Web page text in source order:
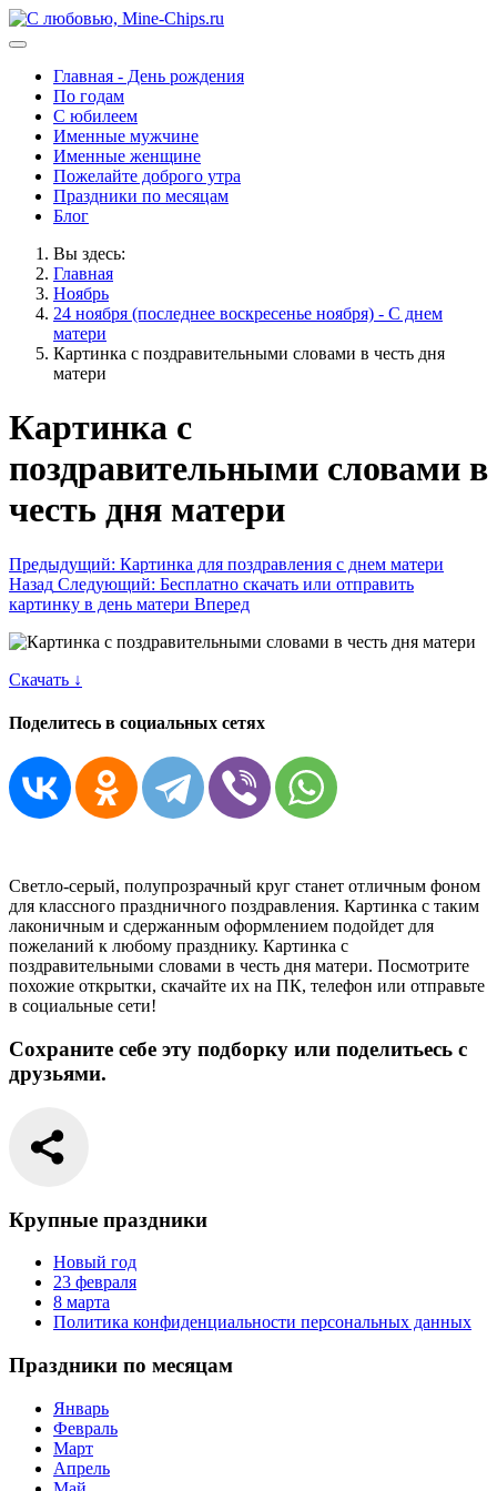
Главная - День рождения
По годам
С юбилеем
Именные мужчине
Именные женщине
Пожелайте доброго утра
Праздники по месяцам
Блог
Вы здесь:
Главная
Ноябрь
24 ноября (последнее воскресенье ноября) - С днем
матери
Картинка с поздравительными словами в честь дня
матери
Картинка с
поздравительными словами в
честь дня матери
Предыдущий: Картинка для поздравления с днем матери
Назад Следующий: Бесплатно скачать или отправить
картинку в день матери Вперед
Скачать ↓
Поделитесь в социальных сетях
Светло-серый, полупрозрачный круг станет отличным фоном
для классного праздничного поздравления. Картинка с таким
лаконичным и сдержанным оформлением подойдет для
пожеланий к любому празднику. Картинка с
поздравительными словами в честь дня матери. Посмотрите
похожие открытки, скачайте их на ПК, телефон или отправьте
в социальные сети!
Сохраните себе эту подборку или поделитьесь с
друзьями.
Крупные праздники
Новый год
23 февраля
8 марта
Политика конфиденциальности персональных данных
Праздники по месяцам
Январь
Февраль
Март
Апрель